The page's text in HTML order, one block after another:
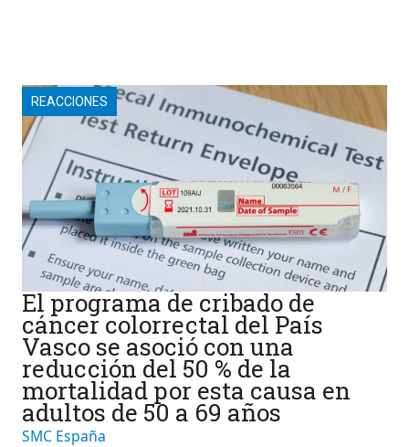
REACCIONES
El programa de cribado de
cáncer colorrectal del País
Vasco se asoció con una
reducción del 50 % de la
mortalidad por esta causa en
adultos de 50 a 69 años
SMC España